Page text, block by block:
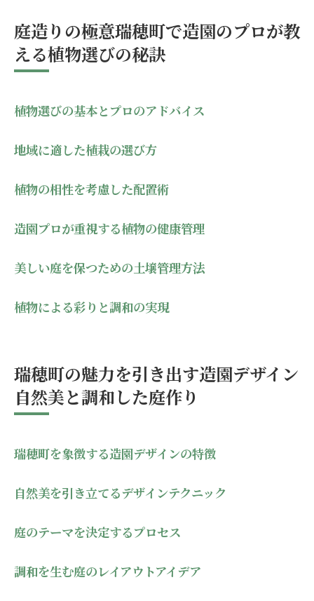
瑞穂町の風土に合った配置アイデア
庭の機能性と美しさを両立させる配置法
庭のゾーニングとその効果
自然と共に瑞穂町で心地よい生活を実現する庭
心地よい庭を実現するための基礎知識
瑞穂町での快適なアウトドアライフの提案
庭でリラックスするための要素とは
自然との共生を目指す庭造りの実践
瑞穂町の環境を理解して造園に活かす方法
自然美を最大限に引き出す庭の作り方
持続可能な植物選びと配置の工夫
未来を見据えた庭づくりの考え方
瑞穂町で造園職人が教える庭作りの知恵自然美
プロが教える庭作りに欠かせない知識
庭造りの極意瑞穂町で造園のプロが教
える植物選びの秘訣
植物選びの基本とプロのアドバイス
地域に適した植栽の選び方
植物の相性を考慮した配置術
造園プロが重視する植物の健康管理
美しい庭を保つための土壌管理方法
植物による彩りと調和の実現
瑞穂町の魅力を引き出す造園デザイン
自然美と調和した庭作り
瑞穂町を象徴する造園デザインの特徴
自然美を引き立てるデザインテクニック
庭のテーマを決定するプロセス
調和を生む庭のレイアウトアイデア